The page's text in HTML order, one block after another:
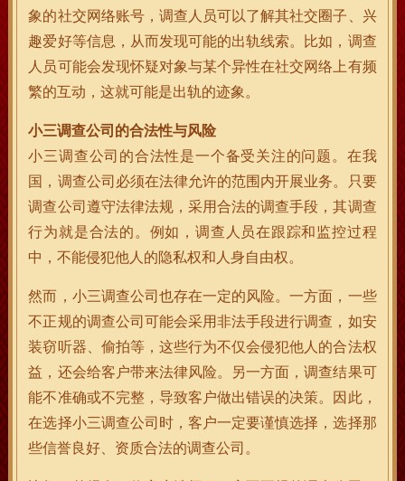
象的社交网络账号，调查人员可以了解其社交圈子、兴
趣爱好等信息，从而发现可能的出轨线索。比如，调查
人员可能会发现怀疑对象与某个异性在社交网络上有频
繁的互动，这就可能是出轨的迹象。
小三调查公司的合法性与风险
小三调查公司的合法性是一个备受关注的问题。在我
国，调查公司必须在法律允许的范围内开展业务。只要
调查公司遵守法律法规，采用合法的调查手段，其调查
行为就是合法的。例如，调查人员在跟踪和监控过程
中，不能侵犯他人的隐私权和人身自由权。
然而，小三调查公司也存在一定的风险。一方面，一些
不正规的调查公司可能会采用非法手段进行调查，如安
装窃听器、偷拍等，这些行为不仅会侵犯他人的合法权
益，还会给客户带来法律风险。另一方面，调查结果可
能不准确或不完整，导致客户做出错误的决策。因此，
在选择小三调查公司时，客户一定要谨慎选择，选择那
些信誉良好、资质合法的调查公司。